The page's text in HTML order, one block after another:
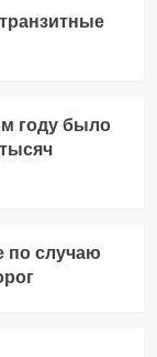
году было
по случаю